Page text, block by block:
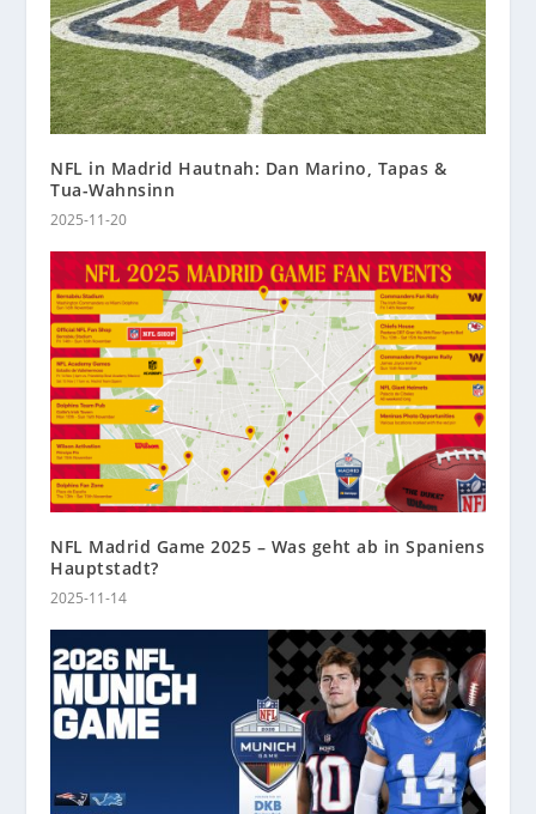
NFL in Madrid Hautnah: Dan Marino, Tapas &
Tua-Wahnsinn
2025-11-20
NFL Madrid Game 2025 – Was geht ab in Spaniens
Hauptstadt?
2025-11-14